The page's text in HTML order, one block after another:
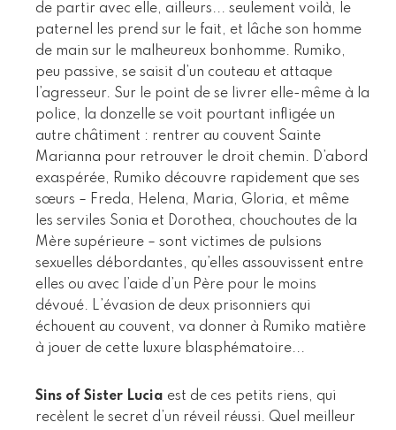
de partir avec elle, ailleurs... seulement voilà, le
paternel les prend sur le fait, et lâche son homme
de main sur le malheureux bonhomme. Rumiko,
peu passive, se saisit d’un couteau et attaque
l’agresseur. Sur le point de se livrer elle-même à la
police, la donzelle se voit pourtant infligée un
autre châtiment : rentrer au couvent Sainte
Marianna pour retrouver le droit chemin. D’abord
exaspérée, Rumiko découvre rapidement que ses
sœurs – Freda, Helena, Maria, Gloria, et même
les serviles Sonia et Dorothea, chouchoutes de la
Mère supérieure – sont victimes de pulsions
sexuelles débordantes, qu’elles assouvissent entre
elles ou avec l’aide d’un Père pour le moins
dévoué. L’évasion de deux prisonniers qui
échouent au couvent, va donner à Rumiko matière
à jouer de cette luxure blasphématoire...
Sins of Sister Lucia est de ces petits riens, qui
recèlent le secret d’un réveil réussi. Quel meilleur